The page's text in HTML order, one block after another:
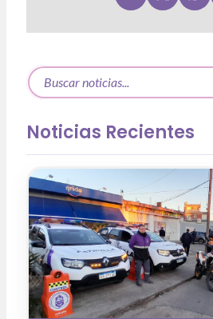
Noticias Recientes